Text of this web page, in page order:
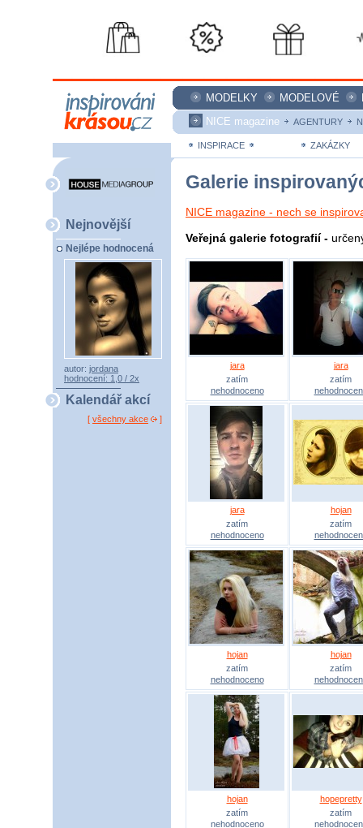
MODELKY MODELOVÉ
NICE magazine
AGENTURY
INSPIRACE ZAKÁZKY
Nejnovější
Nejlépe hodnocená
autor: jordana
hodnocení: 1,0 / 2x
Kalendář akcí
[ všechny akce ]
Galerie
NICE magazine - nech se
Veřejná galerie fotografií -
jara
zatím
nehodnoceno
jara
zatím
jara
zatím
nehodnoceno
hojan
zatím
hojan
zatím
nehodnoceno
hojan
zatím
hojan
zatím
nehodnoceno
hopepretty
zatím